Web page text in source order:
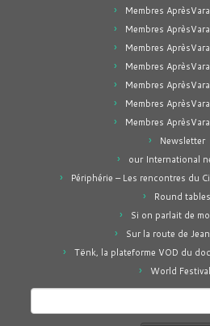
Membres
Membres
Membres
Membres
Membres
Membres
Membres
Newsletter
our International
Périphérie – Les rencontres du
Round tables
Si on parlait de
Sur la route de
Tënk, la plateforme VOD du
World